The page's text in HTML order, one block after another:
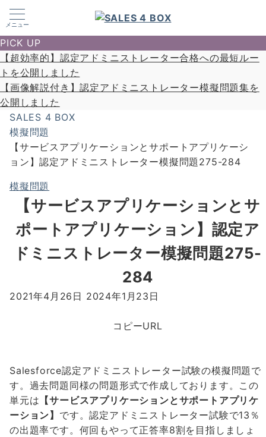
メニュー
PICK UP
【超効率的】認定アドミニストレーター合格への最短ルー
トを公開しました
【画像解説付き】認定アドミニストレーター模擬問題集を
公開しました
SALES 4 BOX
模擬問題
【サービスアプリケーションとサポートアプリケーシ
ョン】認定アドミニストレーター模擬問題275-284
模擬問題
【サービスアプリケーションとサ
ポートアプリケーション】認定ア
ドミニストレーター模擬問題275-
284
2021年4月26日 2024年1月23日
コピーURL
Salesforce認定アドミニストレーター試験の模擬問題で
す。過去問題同様の問題形式で作成しております。この
単元は 【サービスアプリケーションとサポートアプリケ
ーション】 です。認定アドミニストレーター試験で13％
の出題率です。何回もやって正答率8割を目指しましょ